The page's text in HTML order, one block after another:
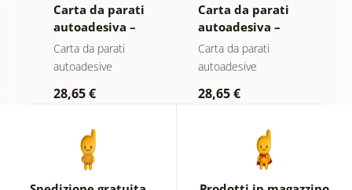
Carta da parati
autoadesiva –
Foglie con
sfumatura
Carta da parati
autoadesive
28,65 €
Carta da parati
autoadesiva –
Foresta nella
nebbia
Carta da parati
autoadesive
28,65 €